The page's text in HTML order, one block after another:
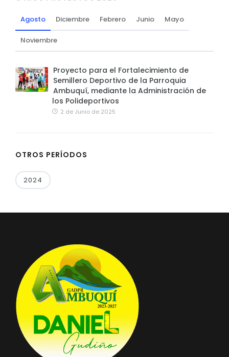
Agosto Diciembre Febrero Junio Mayo
Noviembre
Proyecto para el Fortalecimiento de
Semillero Deportivo de la Parroquia
Ambuquí, mediante la Administración de
los Polideportivos
2 de Junio de 2025
OTROS PERÍODOS
2024